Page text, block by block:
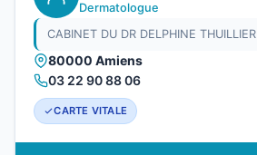
Dermatologue
CABINET DU DR DELPHINE THUILLIER
80000 Amiens
03 22 90 88 06
CARTE VITALE